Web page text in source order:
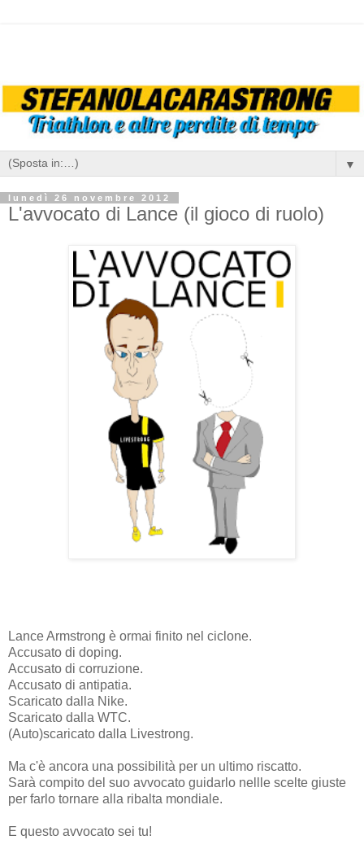
▼
lunedì 26 novembre 2012
L'avvocato di Lance (il gioco di ruolo)
Lance Armstrong è ormai finito nel ciclone.
Accusato di doping.
Accusato di corruzione.
Accusato di antipatia.
Scaricato dalla Nike.
Scaricato dalla WTC.
(Auto)scaricato dalla Livestrong.
Ma c'è ancora una possibilità per un ultimo riscatto.
Sarà compito del suo avvocato guidarlo nellle scelte giuste
per farlo tornare alla ribalta mondiale.
E questo avvocato sei tu!